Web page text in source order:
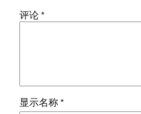
评论*
显示名称*